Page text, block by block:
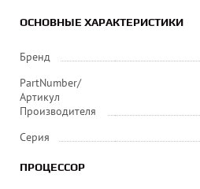
ОСНОВНЫЕ ХАРАКТЕРИСТИКИ
Бренд
PartNumber/
Артикул
Производителя
Серия
ПРОЦЕССОР